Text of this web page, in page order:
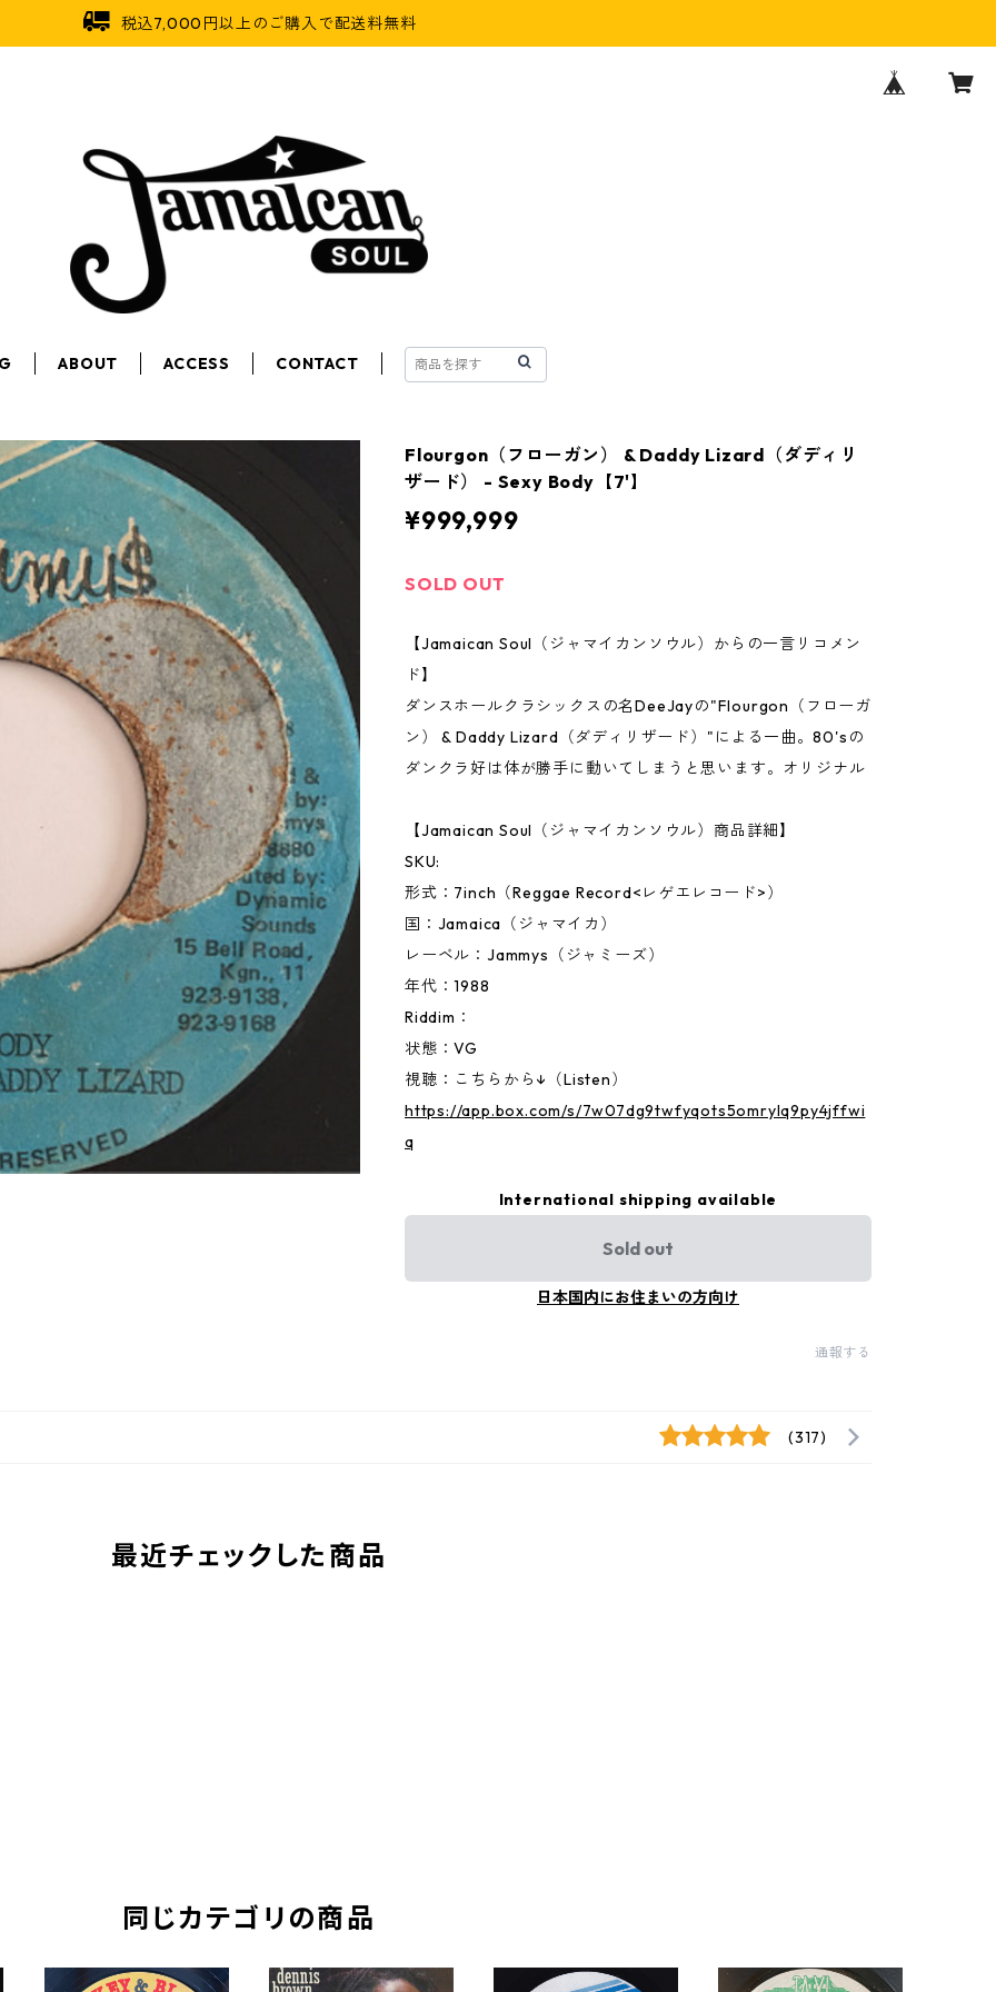
税込7,000円以上のご購入で配送料無料
ABOUT ACCESS CONTACT
Flourgon（フローガン） & Daddy Lizard（ダディリ
ザード） - Sexy Body【7'】
¥999,999
SOLD OUT
【Jamaican Soul（ジャマイカンソウル）からの一言リコメン
ド】
ダンスホールクラシックスの名DeeJayの"Flourgon（フローガ
ン） & Daddy Lizard（ダディリザード）"による一曲。80'sの
ダンクラ好は体が勝手に動いてしまうと思います。オリジナル
【Jamaican Soul（ジャマイカンソウル）商品詳細】
SKU:
形式：7inch（Reggae Record<レゲエレコード>）
国：Jamaica（ジャマイカ）
レーベル：Jammys（ジャミーズ）
年代：1988
Riddim：
状態：VG
視聴：こちらから↓（Listen）
https://app.box.com/s/7w07dg9twfyqots5omrylq9py4jffwi
q
International shipping available
Sold out
日本国内にお住まいの方向け
通報する
(317)
最近チェックした商品
同じカテゴリの商品